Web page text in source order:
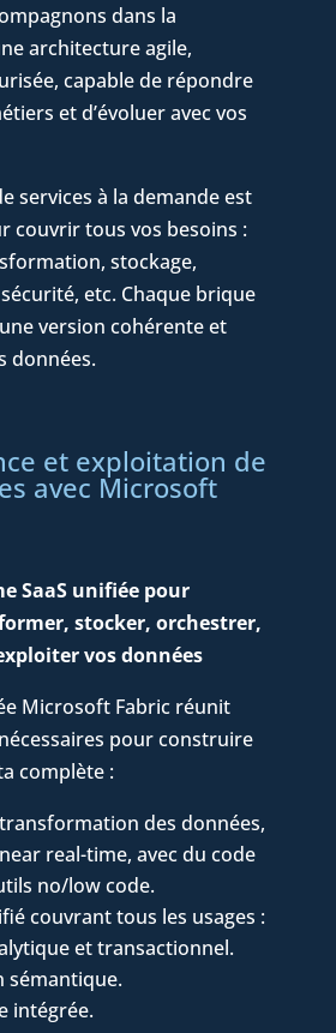
dans la
architecture agile,
capable de répondre
et d’évoluer avec vos
services à la demande est
couvrir tous vos besoins :
stockage,
etc. Chaque brique
version cohérente et
données.
et exploitation de
avec Microsoft
SaaS unifiée pour
stocker, orchestrer,
vos données
Microsoft Fabric réunit
pour construire
complète :
des données,
real-time, avec du code
no/low code.
couvrant tous les usages :
et transactionnel.
sémantique.
intégrée.